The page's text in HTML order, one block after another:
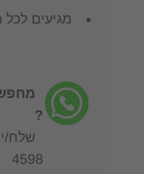
מגיעים לכל
?
4598